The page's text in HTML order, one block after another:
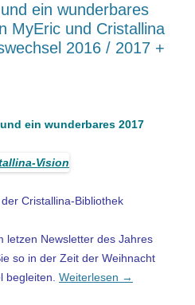
ein wunderbares
MyEric und Cristallina
2016 / 2017 +
ein wunderbares 2017
Cristallina-Bibliothek
letzen Newsletter des Jahres
so in der Zeit der Weihnacht
begleiten. Weiterlesen →